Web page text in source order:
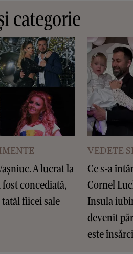
categorie
A lucrat la
concediată,
fiicei sale
VEDETE
Ce s-a
Cornel
Insula
devenit
este